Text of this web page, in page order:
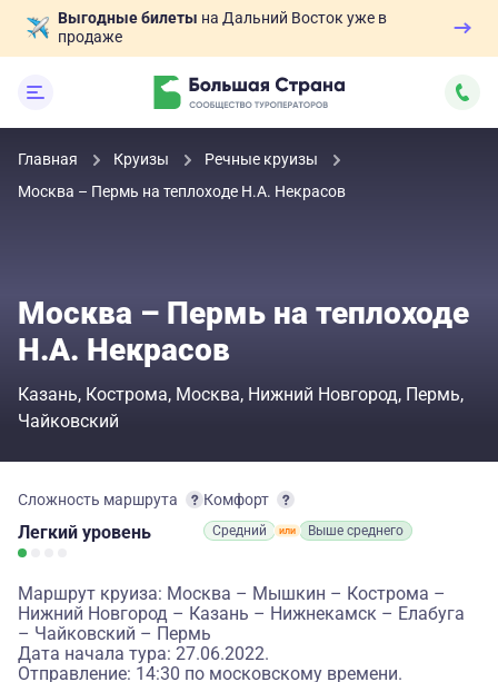
Выгодные билеты на Дальний Восток уже в
продаже
Главная Круизы
Речные круизы
Москва – Пермь на теплоходе Н.А. Некрасов
Москва – Пермь на теплоходе
Н.А. Некрасов
Казань Кострома Москва Нижний Новгород Пермь
Чайковский
Сложность маршрута
Легкий уровень
Комфорт
Средний Выше среднего
Маршрут круиза: Москва – Мышкин – Кострома –
Нижний Новгород – Казань – Нижнекамск – Елабуга
– Чайковский – Пермь
Дата начала тура: 27.06.2022.
Отправление: 14:30 по московскому времени.